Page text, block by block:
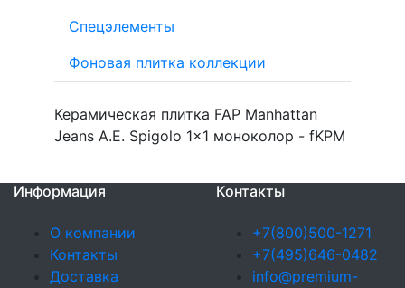
Спецэлементы
Фоновая плитка коллекции
Керамическая плитка FAP Manhattan
Jeans A.E. Spigolo 1x1 моноколор - fKPM
Информация
О компании
Контакты
Доставка
Контакты
+7(800)500-1271
+7(495)646-0482
info@premium-